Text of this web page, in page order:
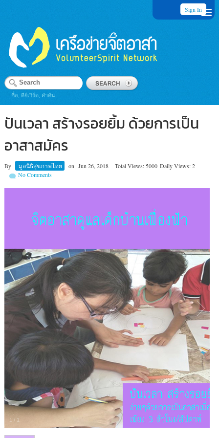
Sign In
ชื่อ, คีย์เวิร์ด, คำค้น
ปันเวลา สร้างรอยยิ้ม ด้วยการเป็น
อาสาสมัคร
By มูลนิธิสุขภาพไทย on Jun 26, 2018 Total Views: 5000 Daily Views: 2
No Comments
1 / 1